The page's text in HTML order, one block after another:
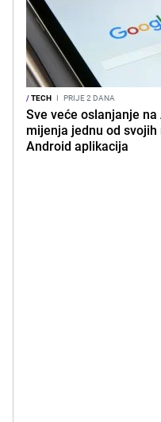
/TECH I PRIJE 2 DANA
Sve veće oslanjanje na
mijenja jednu od
Android aplikacija